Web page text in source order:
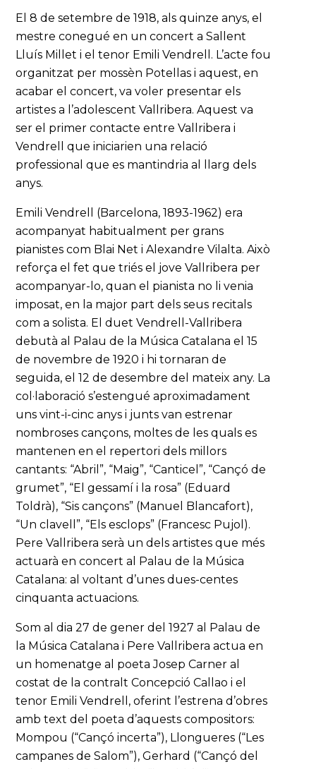
El 8 de setembre de 1918, als quinze anys, el
mestre conegué en un concert a Sallent
Lluís Millet i el tenor Emili Vendrell. L’acte fou
organitzat per mossèn Potellas i aquest, en
acabar el concert, va voler presentar els
artistes a l’adolescent Vallribera. Aquest va
ser el primer contacte entre Vallribera i
Vendrell que iniciarien una relació
professional que es mantindria al llarg dels
anys.
Emili Vendrell (Barcelona, 1893-1962) era
acompanyat habitualment per grans
pianistes com Blai Net i Alexandre Vilalta. Això
reforça el fet que triés el jove Vallribera per
acompanyar-lo, quan el pianista no li venia
imposat, en la major part dels seus recitals
com a solista. El duet Vendrell-Vallribera
debutà al Palau de la Música Catalana el 15
de novembre de 1920 i hi tornaran de
seguida, el 12 de desembre del mateix any. La
col·laboració s’estengué aproximadament
uns vint-i-cinc anys i junts van estrenar
nombroses cançons, moltes de les quals es
mantenen en el repertori dels millors
cantants: “Abril”, “Maig”, “Canticel”, “Cançó de
grumet”, “El gessamí i la rosa” (Eduard
Toldrà), “Sis cançons” (Manuel Blancafort),
“Un clavell”, “Els esclops” (Francesc Pujol).
Pere Vallribera serà un dels artistes que més
actuarà en concert al Palau de la Música
Catalana: al voltant d’unes dues-centes
cinquanta actuacions.
Som al dia 27 de gener del 1927 al Palau de
la Música Catalana i Pere Vallribera actua en
un homenatge al poeta Josep Carner al
costat de la contralt Concepció Callao i el
tenor Emili Vendrell, oferint l’estrena d’obres
amb text del poeta d’aquests compositors:
Mompou (“Cançó incerta”), Llongueres (“Les
campanes de Salom”), Gerhard (“Cançó del